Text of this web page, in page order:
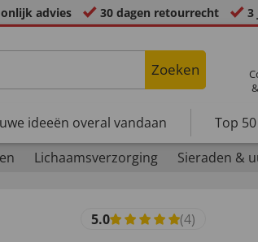
advies 30 dagen retourrecht 3
Zoeken
ideeën overal vandaan Top 50
Lichaamsverzorging Sieraden &
5.0 (4)